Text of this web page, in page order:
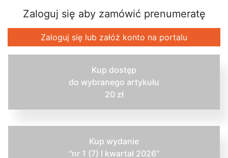
Zaloguj się aby zamówić prenumeratę
Zaloguj się lub załóż konto na portalu
Kup dostęp
do wybranego artykułu
20 zł
Kup wydanie
"nr 1 (7) I kwartał 2026"